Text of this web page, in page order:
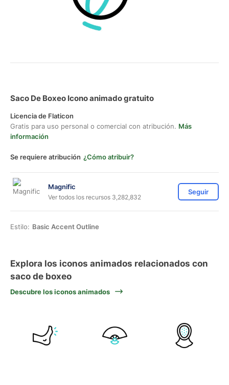
Saco De Boxeo Icono animado gratuito
Licencia de Flaticon
Gratis para uso personal o comercial con atribución. Más
información
Se requiere atribución ¿Cómo atribuir?
Magnific
Ver todos los recursos 3,282,832
Seguir
Estilo: Basic Accent Outline
Explora los iconos animados relacionados con
saco de boxeo
Descubre los iconos animados